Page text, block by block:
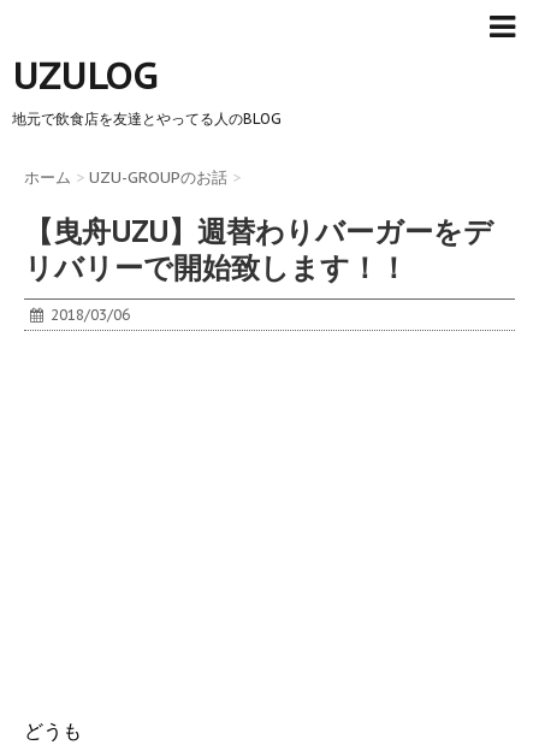
UZULOG
地元で飲食店を友達とやってる人のBLOG
ホーム > UZU-GROUPのお話 >
【曳舟UZU】週替わりバーガーをデ
リバリーで開始致します！！
2018/03/06
どうも